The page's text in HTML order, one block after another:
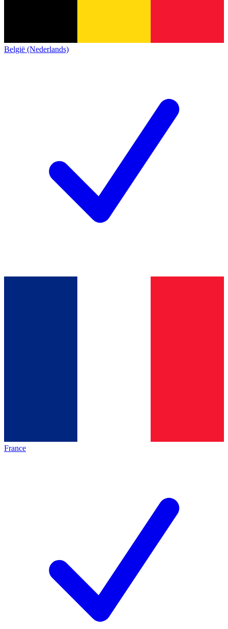
België (Nederlands)
France